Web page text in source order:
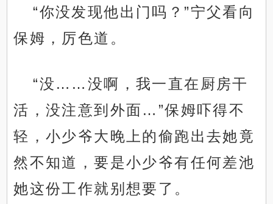
“你没发现他出门吗？”宁父看向
保姆，厉色道。
“没……没啊，我一直在厨房干
活，没注意到外面…”保姆吓得不
轻，小少爷大晚上的偷跑出去她竟
然不知道，要是小少爷有任何差池
她这份工作就别想要了。